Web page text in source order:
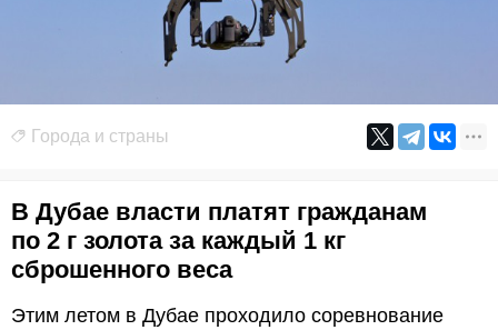
Города и страны
В Дубае власти платят гражданам
по 2 г золота за каждый 1 кг
сброшенного веса
Этим летом в Дубае проходило соревнование